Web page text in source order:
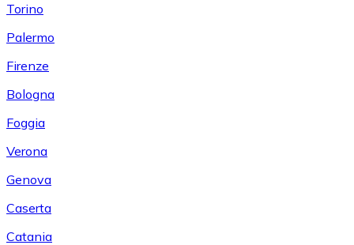
Torino
Palermo
Firenze
Bologna
Foggia
Verona
Genova
Caserta
Catania